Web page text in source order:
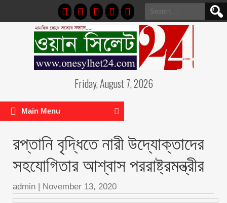
Search
for:
Friday, August 7, 2026
Main Menu
রপ্তানি বৃদ্ধিতে নারী উদ্যোক্তাদের
সহযোগিতার আশ্বাস পররাষ্ট্রমন্ত্রীর
admin | November 13, 2020